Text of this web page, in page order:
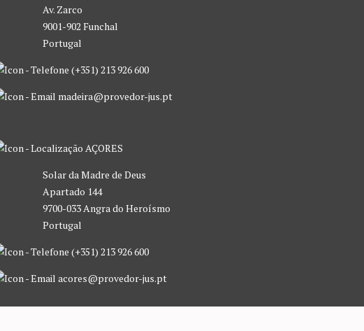
Av. Zarco
9001-902 Funchal
Portugal
(+351) 213 926 600
madeira@provedor-jus.pt
AÇORES
Solar da Madre de Deus
Apartado 144
9700-033 Angra do Heroísmo
Portugal
(+351) 213 926 600
acores@provedor-jus.pt